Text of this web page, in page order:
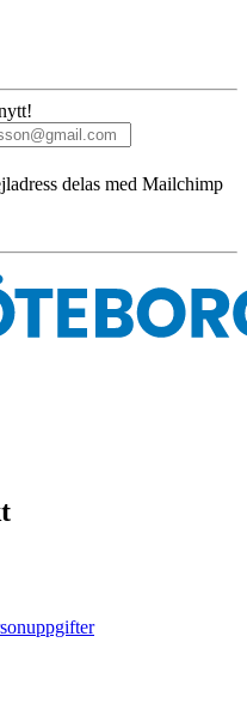
delas med Mailchimp